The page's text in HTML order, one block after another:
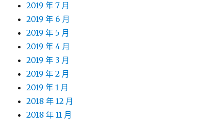
2019 年 7 月
2019 年 6 月
2019 年 5 月
2019 年 4 月
2019 年 3 月
2019 年 2 月
2019 年 1 月
2018 年 12 月
2018 年 11 月